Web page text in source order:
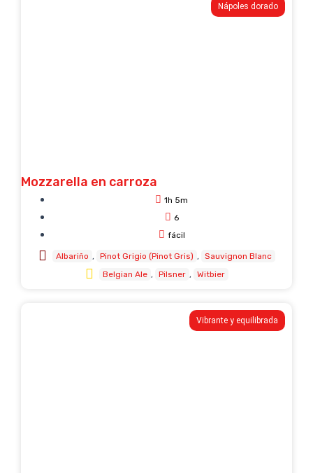
Nápoles dorado
Mozzarella en carroza
1h 5m
6
fácil
Albariño Pinot Grigio (Pinot Gris)
Sauvignon Blanc
Belgian Ale
Pilsner Witbier
Vibrante y equilibrada